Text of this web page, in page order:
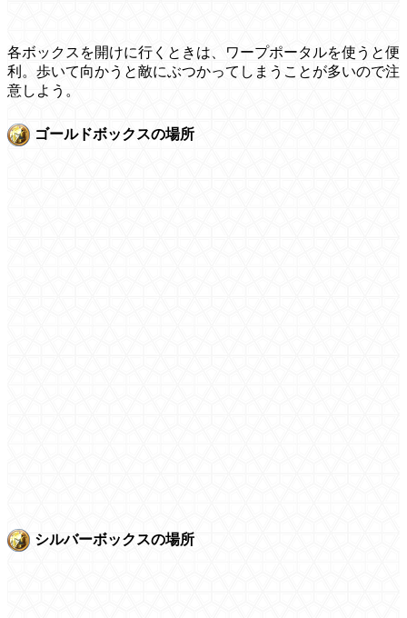
各ボックスを開けに行くときは、ワープポータルを使うと便
利。歩いて向かうと敵にぶつかってしまうことが多いので注
意しよう。
ゴールドボックスの場所
シルバーボックスの場所